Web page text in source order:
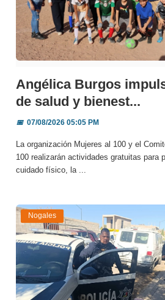
Angélica Burgos
de salud y bienest...
📅07/08/2026 05:05 PM
La organización Mujeres al 100 y el
100 realizarán actividades gratuitas para
cuidado físico, la ...
Nogales